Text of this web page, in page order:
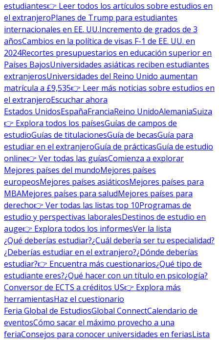
estudiantes👉 Leer todos los artículos sobre estudios en
el extranjeroPlanes de Trump para estudiantes
internacionales en EE. UU.Incremento de grados de 3
añosCambios en la política de visas F-1 de EE. UU. en
2024Recortes presupuestarios en educación superior en
Países BajosUniversidades asiáticas reciben estudiantes
extranjerosUniversidades del Reino Unido aumentan
matrícula a £9,535👉 Leer más noticias sobre estudios en
el extranjeroEscuchar ahora
Estados UnidosEspañaFranciaReino UnidoAlemaniaSuiza
👉 Explora todos los paísesGuías de campos de
estudioGuías de titulacionesGuía de becasGuía para
estudiar en el extranjeroGuía de prácticasGuía de estudio
online👉 Ver todas las guíasComienza a explorar
Mejores países del mundoMejores países
europeosMejores países asiáticosMejores países para
MBAMejores países para saludMejores países para
derecho👉 Ver todas las listas top 10Programas de
estudio y perspectivas laboralesDestinos de estudio en
auge👉 Explora todos los informesVer la lista
¿Qué deberías estudiar?¿Cuál debería ser tu especialidad?
¿Deberías estudiar en el extranjero?¿Dónde deberías
estudiar?👉 Encuentra más cuestionarios¿Qué tipo de
estudiante eres?¿Qué hacer con un título en psicología?
Conversor de ECTS a créditos US👉 Explora más
herramientasHaz el cuestionario
Feria Global de EstudiosGlobal ConnectCalendario de
eventosCómo sacar el máximo provecho a una
feriaConsejos para conocer universidades en feriasLista